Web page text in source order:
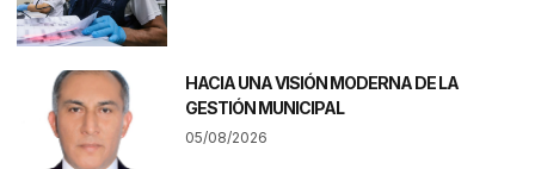
HACIA UNA VISIÓN MODERNA DE LA
GESTIÓN MUNICIPAL
05/08/2026